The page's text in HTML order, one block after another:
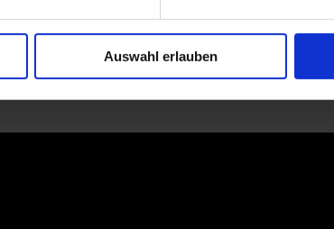
Auswahl erlauben